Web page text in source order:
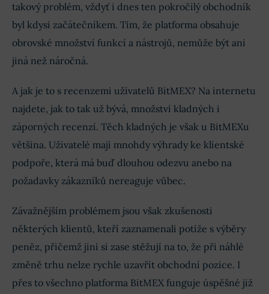
takový problém, vždyť i dnes ten pokročilý obchodník
byl kdysi začátečníkem. Tím, že platforma obsahuje
obrovské množství funkcí a nástrojů, nemůže být ani
jiná než náročná.
A jak je to s recenzemi uživatelů BitMEX? Na internetu
najdete, jak to tak už bývá, množství kladných i
záporných recenzí. Těch kladných je však u BitMEXu
většina. Uživatelé mají mnohdy výhrady ke klientské
podpoře, která má buď dlouhou odezvu anebo na
požadavky zákazníků nereaguje vůbec.
Závažnějším problémem jsou však zkušenosti
některých klientů, kteří zaznamenali potíže s výběry
peněz, přičemž jiní si zase stěžují na to, že při náhlé
změně trhu nelze rychle uzavřít obchodní pozice. I
přes to všechno platforma BitMEX funguje úspěšné již